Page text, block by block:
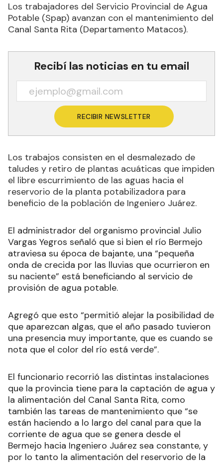
Los trabajadores del Servicio Provincial de Agua
Potable (Spap) avanzan con el mantenimiento del
Canal Santa Rita (Departamento Matacos).
Recibí las noticias en tu email
RECIBIR NEWSLETTER
Los trabajos consisten en el desmalezado de
taludes y retiro de plantas acuáticas que impiden
el libre escurrimiento de las aguas hacia el
reservorio de la planta potabilizadora para
beneficio de la población de Ingeniero Juárez.
El administrador del organismo provincial Julio
Vargas Yegros señaló que si bien el río Bermejo
atraviesa su época de bajante, una “pequeña
onda de crecida por las lluvias que ocurrieron en
su naciente” está beneficiando al servicio de
provisión de agua potable.
Agregó que esto “permitió alejar la posibilidad de
que aparezcan algas, que el año pasado tuvieron
una presencia muy importante, que es cuando se
nota que el color del río está verde”.
El funcionario recorrió las distintas instalaciones
que la provincia tiene para la captación de agua y
la alimentación del Canal Santa Rita, como
también las tareas de mantenimiento que “se
están haciendo a lo largo del canal para que la
corriente de agua que se genera desde el
Bermejo hacia Ingeniero Juárez sea constante, y
por lo tanto la alimentación del reservorio de la